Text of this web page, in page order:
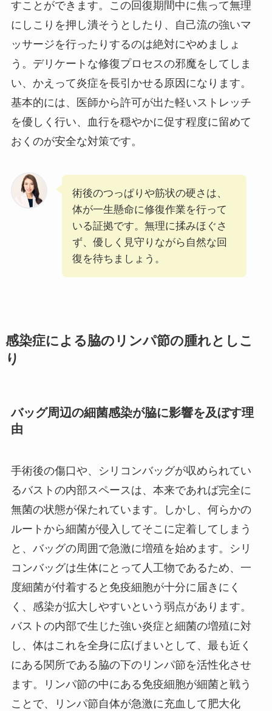
すことができます。この回復期間中に焦って無理
にしこりを押し潰そうとしたり、自己流の強いマ
ッサージを行ったりするのは絶対にやめましょ
う。デリケートな修復プロセスの邪魔をしてしま
い、かえって炎症を長引かせる原因になります。
基本的には、医師から許可が出た軽いストレッチ
を優しく行い、血行を穏やかに促す程度に留めて
おくのが安全な対策です。
術後のつっぱりや筋状の硬さは、
体が一生懸命に修復作業を行って
いる証拠です。無理に揉みほぐさ
ず、優しく見守りながら自然な回
復を待ちましょう。
感染症による脇のリンパ節の腫れとしこ
り
バッグ周辺の細菌感染が脇に影響を及ぼす理
由
手術後の傷口や、シリコンバッグが収められてい
るバストの内部スペースは、本来であれば完全に
無菌の状態が保たれています。しかし、何らかの
ルートから細菌が侵入してそこに定着してしまう
と、バッグの周囲で急激に増殖を始めます。シリ
コンバッグは生体にとって人工物であるため、一
度細菌が付着すると免疫細胞が十分に届きにく
く、感染が拡大しやすいという弱点があります。
バストの内部で生じた強い炎症と細菌の増殖に対
し、体はこれを全身に広げまいとして、最も近く
にある関所である脇の下のリンパ節を活性化させ
ます。リンパ節の中にある免疫細胞が細菌と戦う
ことで、リンパ節自体が急激に充血して肥大化